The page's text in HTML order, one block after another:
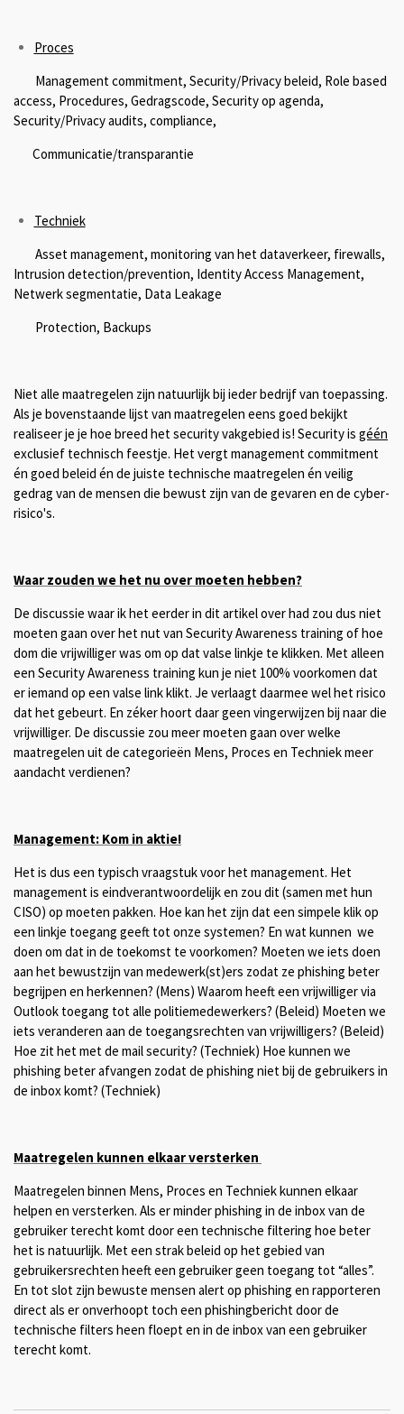
Proces
Management commitment, Security/Privacy beleid, Role based
access, Procedures, Gedragscode, Security op agenda,
Security/Privacy audits, compliance,
Communicatie/transparantie
Techniek
Asset management, monitoring van het dataverkeer, firewalls,
Intrusion detection/prevention, Identity Access Management,
Netwerk segmentatie, Data Leakage
Protection, Backups
Niet alle maatregelen zijn natuurlijk bij ieder bedrijf van toepassing.
Als je bovenstaande lijst van maatregelen eens goed bekijkt
realiseer je je hoe breed het security vakgebied is! Security is géén
exclusief technisch feestje. Het vergt management commitment
én goed beleid én de juiste technische maatregelen én veilig
gedrag van de mensen die bewust zijn van de gevaren en de cyber-
risico's.
Waar zouden we het nu over moeten hebben?
De discussie waar ik het eerder in dit artikel over had zou dus niet
moeten gaan over het nut van Security Awareness training of hoe
dom die vrijwilliger was om op dat valse linkje te klikken. Met alleen
een Security Awareness training kun je niet 100% voorkomen dat
er iemand op een valse link klikt. Je verlaagt daarmee wel het risico
dat het gebeurt. En zéker hoort daar geen vingerwijzen bij naar die
vrijwilliger. De discussie zou meer moeten gaan over welke
maatregelen uit de categorieën Mens, Proces en Techniek meer
aandacht verdienen?
Management: Kom in aktie!
Het is dus een typisch vraagstuk voor het management. Het
management is eindverantwoordelijk en zou dit (samen met hun
CISO) op moeten pakken. Hoe kan het zijn dat een simpele klik op
een linkje toegang geeft tot onze systemen? En wat kunnen we
doen om dat in de toekomst te voorkomen? Moeten we iets doen
aan het bewustzijn van medewerk(st)ers zodat ze phishing beter
begrijpen en herkennen? (Mens) Waarom heeft een vrijwilliger via
Outlook toegang tot alle politiemedewerkers? (Beleid) Moeten we
iets veranderen aan de toegangsrechten van vrijwilligers? (Beleid)
Hoe zit het met de mail security? (Techniek) Hoe kunnen we
phishing beter afvangen zodat de phishing niet bij de gebruikers in
de inbox komt? (Techniek)
Maatregelen kunnen elkaar versterken
Maatregelen binnen Mens, Proces en Techniek kunnen elkaar
helpen en versterken. Als er minder phishing in de inbox van de
gebruiker terecht komt door een technische filtering hoe beter
het is natuurlijk. Met een strak beleid op het gebied van
gebruikersrechten heeft een gebruiker geen toegang tot “alles”.
En tot slot zijn bewuste mensen alert op phishing en rapporteren
direct als er onverhoopt toch een phishingbericht door de
technische filters heen floept en in de inbox van een gebruiker
terecht komt.